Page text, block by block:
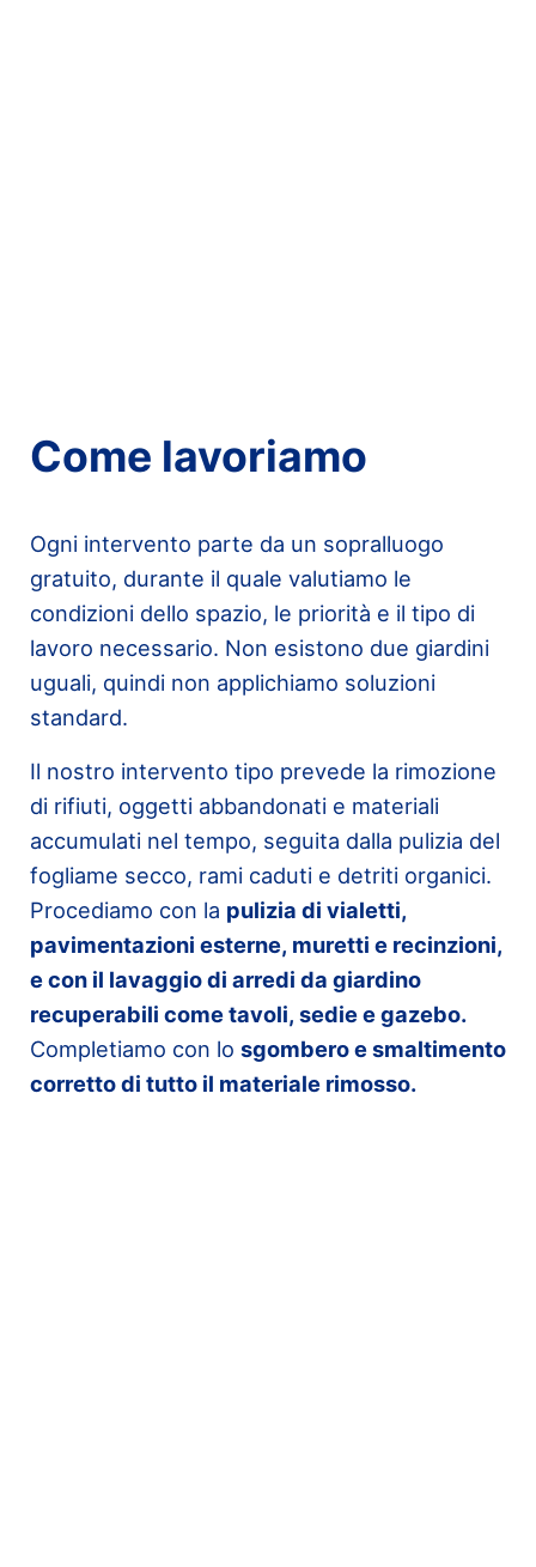
Come lavoriamo
Ogni intervento parte da un sopralluogo
gratuito, durante il quale valutiamo le
condizioni dello spazio, le priorità e il tipo di
lavoro necessario. Non esistono due giardini
uguali, quindi non applichiamo soluzioni
standard.
Il nostro intervento tipo prevede la rimozione
di rifiuti, oggetti abbandonati e materiali
accumulati nel tempo, seguita dalla pulizia del
fogliame secco, rami caduti e detriti organici.
Procediamo con la pulizia di vialetti,
pavimentazioni esterne, muretti e recinzioni,
e con il lavaggio di arredi da giardino
recuperabili come tavoli, sedie e gazebo.
Completiamo con lo sgombero e smaltimento
corretto di tutto il materiale rimosso.